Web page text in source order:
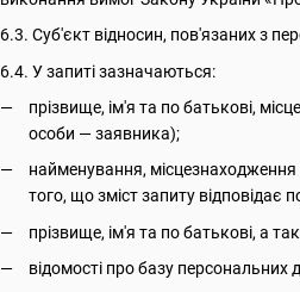
6.3. Суб'єкт відносин, пов'язаних з
6.4. У запиті зазначаються:
прізвище, ім'я та по батькові,
особи — заявника);
найменування, місцезнаходження
того, що зміст запиту
прізвище, ім'я та по батькові, а
відомості про базу персональних